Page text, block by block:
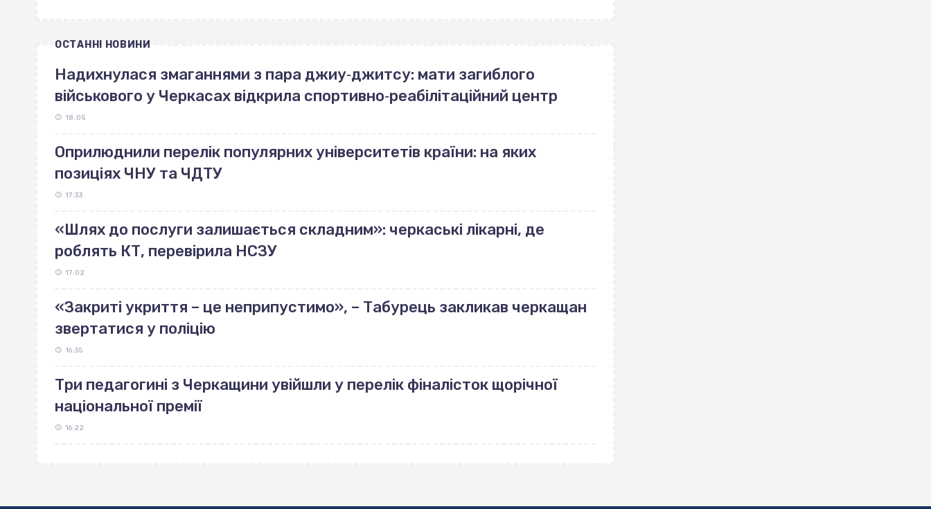
ОСТАННІ НОВИНИ
Надихнулася змаганнями з пара джиу‐джитсу: мати загиблого
військового у Черкасах відкрила спортивно‐реабілітаційний центр
18:05
Оприлюднили перелік популярних університетів країни: на яких
позиціях ЧНУ та ЧДТУ
17:33
«Шлях до послуги залишається складним»: черкаські лікарні, де
роблять КТ, перевірила НСЗУ
17:02
«Закриті укриття – це неприпустимо», – Табурець закликав черкащан
звертатися у поліцію
16:35
Три педагогині з Черкащини увійшли у перелік фіналісток щорічної
національної премії
16:22